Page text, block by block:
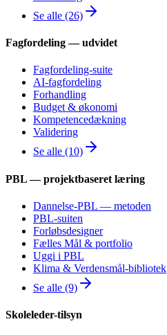
Se alle (26)
Fagfordeling — udvidet
Fagfordeling-suite
AI-fagfordeling
Forhandling
Budget & økonomi
Kompetencedækning
Validering
Se alle (10)
PBL — projektbaseret læring
Dannelse-PBL — metoden
PBL-suiten
Forløbsdesigner
Fælles Mål & portfolio
Uggi i PBL
Klima & Verdensmål-bibliotek
Se alle (9)
Skoleleder-tilsyn